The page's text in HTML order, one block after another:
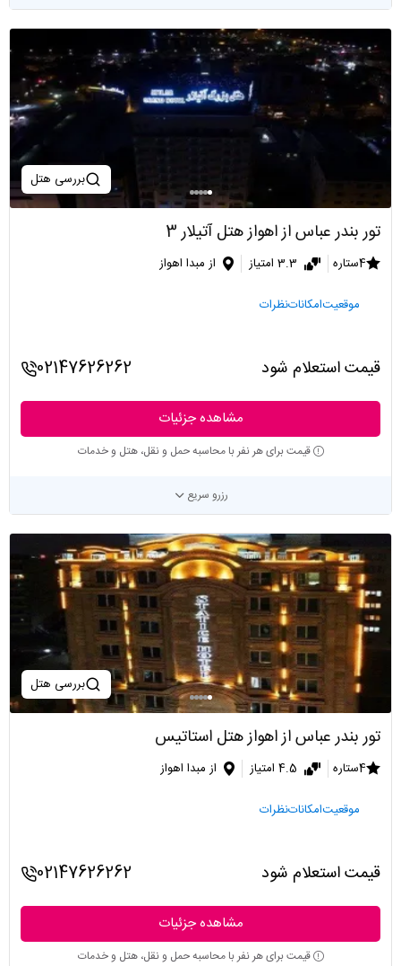
بررسی هتل
تور بندر عباس از اهواز هتل آتیلار 3
4ستاره 3.3 امتیاز از مبدا اهواز
موقعیتامکاناتنظرات
قیمت استعلام شود 02147626262
مشاهده جزئیات
قیمت برای هر نفر با محاسبه حمل و نقل، هتل و خدمات
رزرو سریع
بررسی هتل
تور بندر عباس از اهواز هتل استاتیس
4ستاره 4.5 امتیاز از مبدا اهواز
موقعیتامکاناتنظرات
قیمت استعلام شود 02147626262
مشاهده جزئیات
قیمت برای هر نفر با محاسبه حمل و نقل، هتل و خدمات